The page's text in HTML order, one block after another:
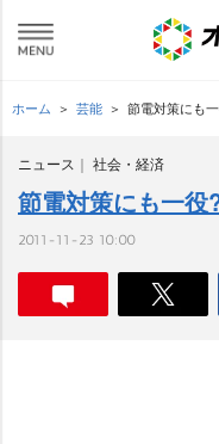
ホーム 芸能 節電対策にも
ニュース 社会・経済
節電対策にも一
2011-11-23 10:00